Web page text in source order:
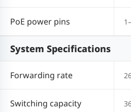
PoE power pins
System Specifications
Forwarding rate
Switching capacity